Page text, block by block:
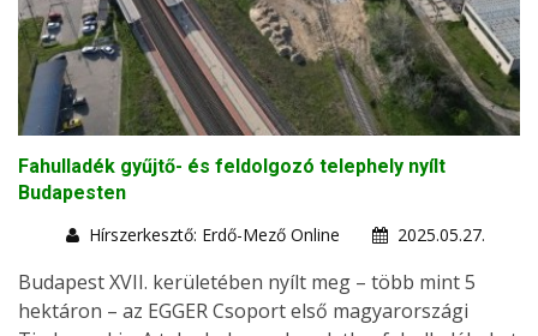
Fahulladék gyűjtő- és feldolgozó telephely nyílt
Budapesten
Hírszerkesztő: Erdő-Mező Online
2025.05.27.
Budapest XVII. kerületében nyílt meg – több mint 5
hektáron – az EGGER Csoport első magyarországi